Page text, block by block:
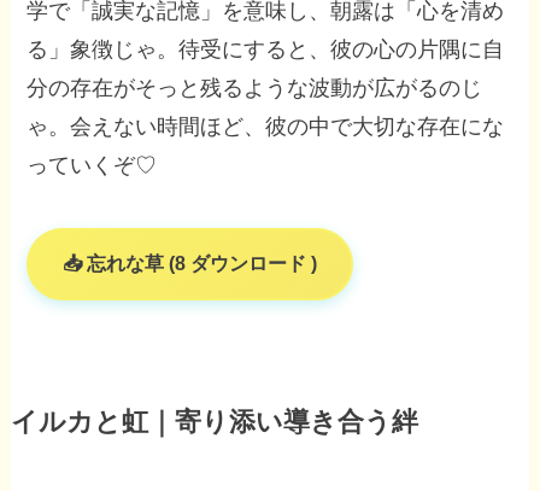
学で「誠実な記憶」を意味し、朝露は「心を清め
る」象徴じゃ。待受にすると、彼の心の片隅に自
分の存在がそっと残るような波動が広がるのじ
ゃ。会えない時間ほど、彼の中で大切な存在にな
っていくぞ♡
忘れな草 (8 ダウンロード )
イルカと虹｜寄り添い導き合う絆